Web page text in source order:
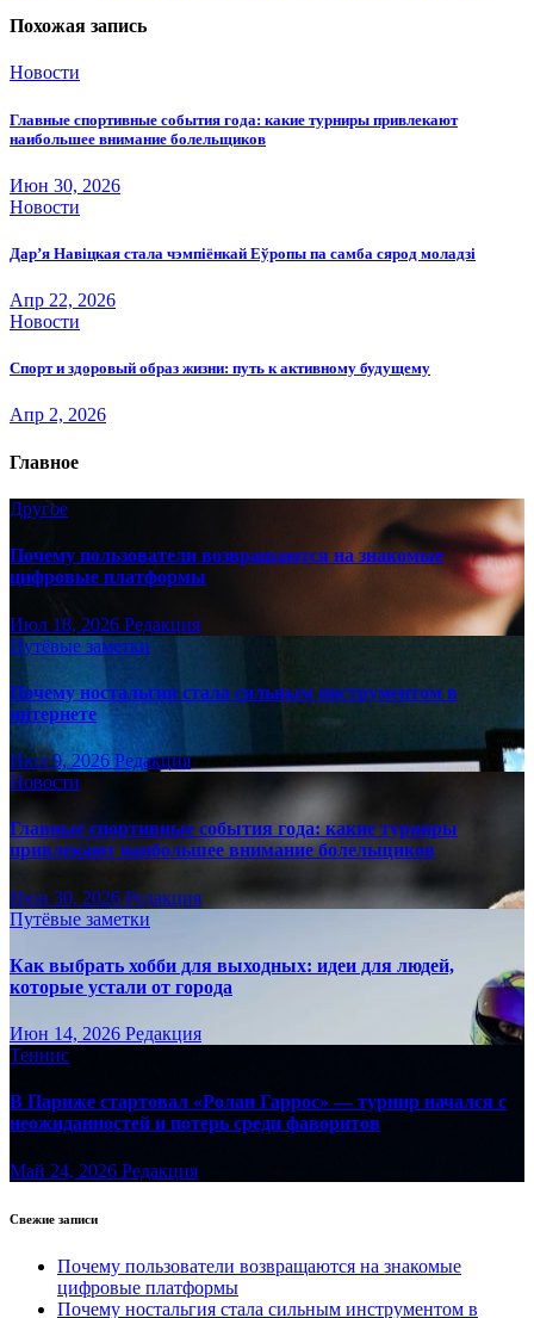
Похожая запись
Новости
Главные спортивные события года: какие турниры привлекают
наибольшее внимание болельщиков
Июн 30, 2026
Новости
Дар’я Навіцкая стала чэмпіёнкай Еўропы па самба сярод моладзі
Апр 22, 2026
Новости
Спорт и здоровый образ жизни: путь к активному будущему
Апр 2, 2026
Главное
Другое
Почему пользователи возвращаются на знакомые
цифровые платформы
Июл 18, 2026 Редакция
Путёвые заметки
Почему ностальгия стала сильным инструментом в
интернете
Июл 9, 2026 Редакция
Новости
Главные спортивные события года: какие турниры
привлекают наибольшее внимание болельщиков
Июн 30, 2026 Редакция
Путёвые заметки
Как выбрать хобби для выходных: идеи для людей,
которые устали от города
Июн 14, 2026 Редакция
Теннис
В Париже стартовал «Ролан Гаррос» — турнир начался с
неожиданностей и потерь среди фаворитов
Май 24, 2026 Редакция
Свежие записи
Почему пользователи возвращаются на знакомые
цифровые платформы
Почему ностальгия стала сильным инструментом в